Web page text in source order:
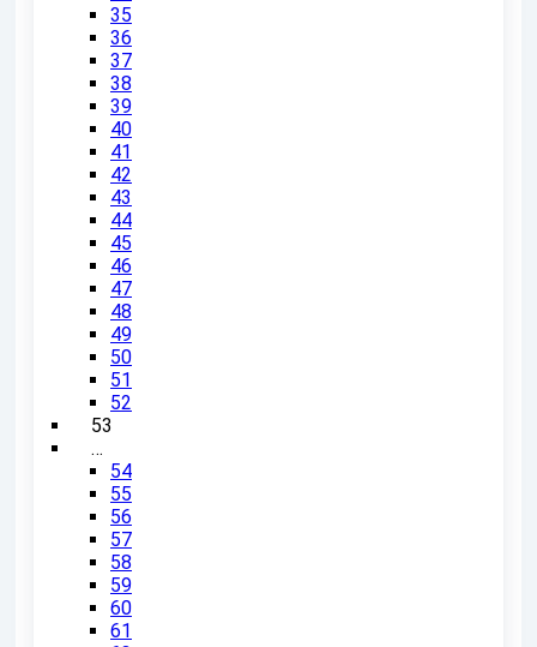
35
36
37
38
39
40
41
42
43
44
45
46
47
48
49
50
51
52
53
…
54
55
56
57
58
59
60
61